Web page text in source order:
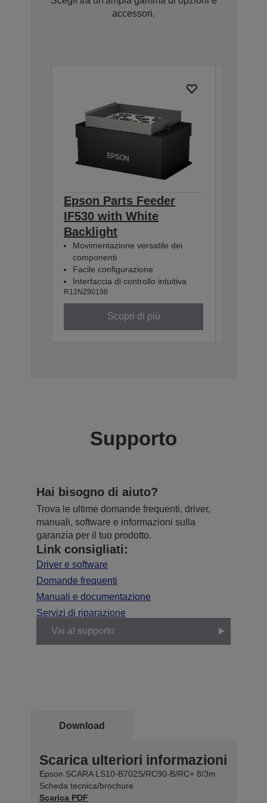
accessori.
Epson Parts Feeder
IF530 with White
Backlight
Movimentazione versatile dei
componenti
Facile configurazione
Interfaccia di controllo intuitiva
R12NZ90198
Scopri di più
Supporto
Hai bisogno di aiuto?
Trova le ultime domande frequenti, driver,
manuali, software e informazioni sulla
garanzia per il tuo prodotto.
Link consigliati:
Driver e software
Domande frequenti
Manuali e documentazione
Servizi di riparazione
Vai al supporto
Download
Scarica ulteriori informazioni
Epson SCARA LS10-B702S/RC90-B/RC+ 8/3m
Scheda tecnica/brochure
Scarica PDF